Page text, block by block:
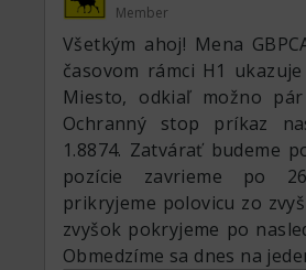
Member
Všetkým ahoj! Mena
časovom rámci H1
Miesto, odkiaľ možno
Ochranný stop príkaz
1.8874. Zatvárať budeme
pozície zavrieme po
prikryjeme polovicu zo
zvyšok pokryjeme po
Obmedzíme sa dnes na